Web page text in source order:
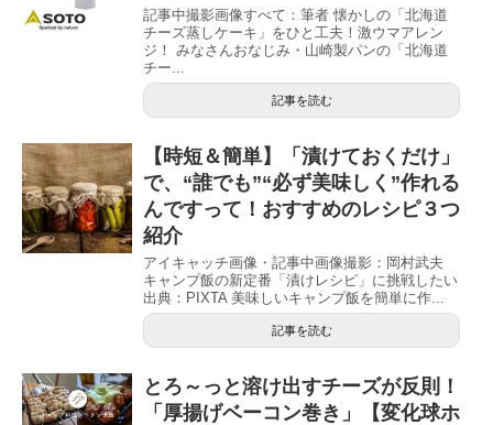
記事中撮影画像すべて：筆者 懐かしの「北海道
チーズ蒸しケーキ」をひと工夫！激ウマアレン
ジ！ みなさんおなじみ・山崎製パンの「北海道
チー...
記事を読む
【時短＆簡単】「漬けておくだけ」
で、“誰でも”“必ず美味しく”作れる
んですって！おすすめのレシピ３つ
紹介
アイキャッチ画像・記事中画像撮影：岡村武夫
キャンプ飯の新定番「漬けレシピ」に挑戦したい
出典：PIXTA 美味しいキャンプ飯を簡単に作...
記事を読む
とろ～っと溶け出すチーズが反則！
「厚揚げベーコン巻き」【変化球ホ